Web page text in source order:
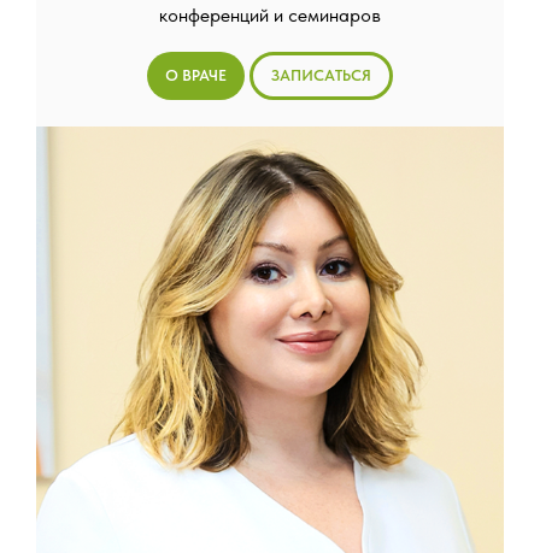
конференций и семинаров
О ВРАЧЕ ЗАПИСАТЬСЯ